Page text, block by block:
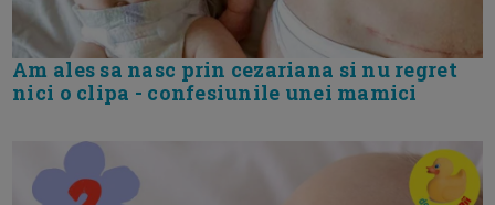
Am ales sa nasc prin cezariana si nu regret
nici o clipa - confesiunile unei mamici